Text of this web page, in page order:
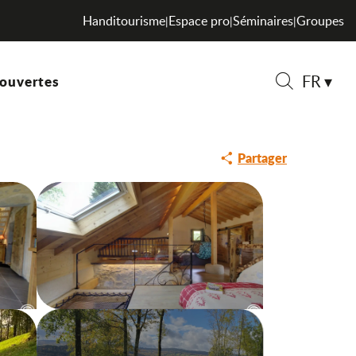
FR
Handitourisme|Espace pro|Séminaires|Groupes
Partager